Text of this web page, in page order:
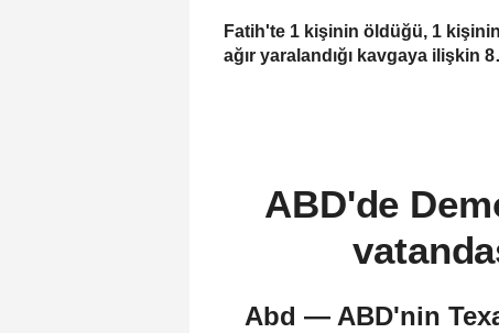
Fatih'te 1 kişinin öldüğü, 1 kişinin
ağır yaralandığı kavgaya ilişkin 8
ABD'de
Abd — ABD'nin